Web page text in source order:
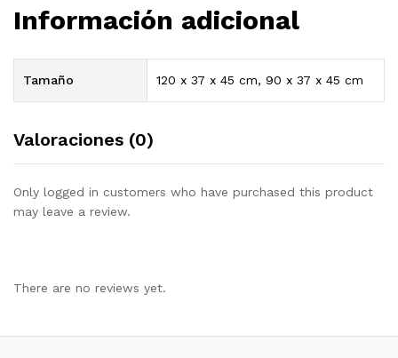
Información adicional
Tamaño 120 x 37 x 45 cm, 90 x 37 x 45 cm
Valoraciones (0)
Only logged in customers who have purchased this product
may leave a review.
There are no reviews yet.